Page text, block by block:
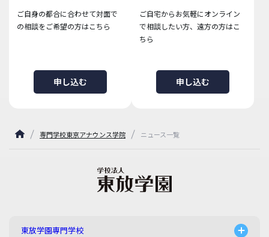
ご自身の都合に合わせて対面で
の相談をご希望の方はこちら
申し込む
ご自宅からお気軽にオンライン
で相談したい方、遠方の方はこ
ちら
申し込む
専門学校東京アナウンス学院 ニュース一覧
東放学園専門学校